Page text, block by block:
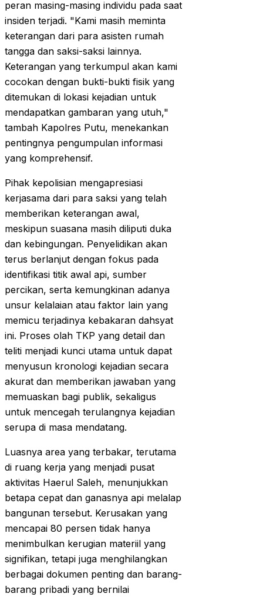
peran masing-masing individu pada saat
insiden terjadi. "Kami masih meminta
keterangan dari para asisten rumah
tangga dan saksi-saksi lainnya.
Keterangan yang terkumpul akan kami
cocokan dengan bukti-bukti fisik yang
ditemukan di lokasi kejadian untuk
mendapatkan gambaran yang utuh,"
tambah Kapolres Putu, menekankan
pentingnya pengumpulan informasi
yang komprehensif.
Pihak kepolisian mengapresiasi
kerjasama dari para saksi yang telah
memberikan keterangan awal,
meskipun suasana masih diliputi duka
dan kebingungan. Penyelidikan akan
terus berlanjut dengan fokus pada
identifikasi titik awal api, sumber
percikan, serta kemungkinan adanya
unsur kelalaian atau faktor lain yang
memicu terjadinya kebakaran dahsyat
ini. Proses olah TKP yang detail dan
teliti menjadi kunci utama untuk dapat
menyusun kronologi kejadian secara
akurat dan memberikan jawaban yang
memuaskan bagi publik, sekaligus
untuk mencegah terulangnya kejadian
serupa di masa mendatang.
Luasnya area yang terbakar, terutama
di ruang kerja yang menjadi pusat
aktivitas Haerul Saleh, menunjukkan
betapa cepat dan ganasnya api melalap
bangunan tersebut. Kerusakan yang
mencapai 80 persen tidak hanya
menimbulkan kerugian materiil yang
signifikan, tetapi juga menghilangkan
berbagai dokumen penting dan barang-
barang pribadi yang bernilai